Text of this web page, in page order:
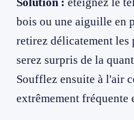
bois ou une aiguille en
retirez délicatement les
serez surpris de la
Soufflez ensuite à l'air
extrêmement fréquente